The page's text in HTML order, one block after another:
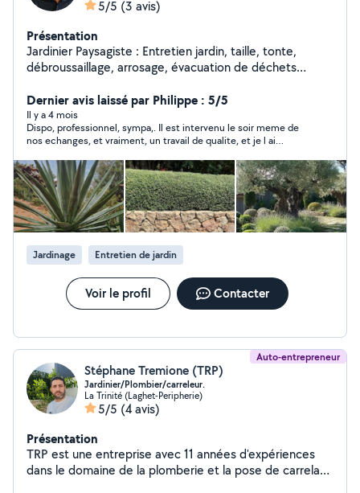
5/5 (3 avis)
Présentation
Jardinier Paysagiste : Entretien jardin, taille, tonte,
débroussaillage, arrosage, évacuation de déchets
Dernier avis laissé par Philippe : 5/5
Il y a 4 mois
Dispo, professionnel, sympa,. Il est intervenu le soir meme de
nos echanges, et vraiment, un travail de qualite, et je l ai
Jardinage Entretien de jardin
Voir le profil Contacter
Auto-entrepreneur
Stéphane Tremione (TRP)
Jardinier/Plombier/carreleur.
La Trinité (Laghet-Peripherie)
5/5 (4 avis)
Présentation
TRP est une entreprise avec 11 années d'expériences
dans le domaine de la plomberie et la pose de carrelage